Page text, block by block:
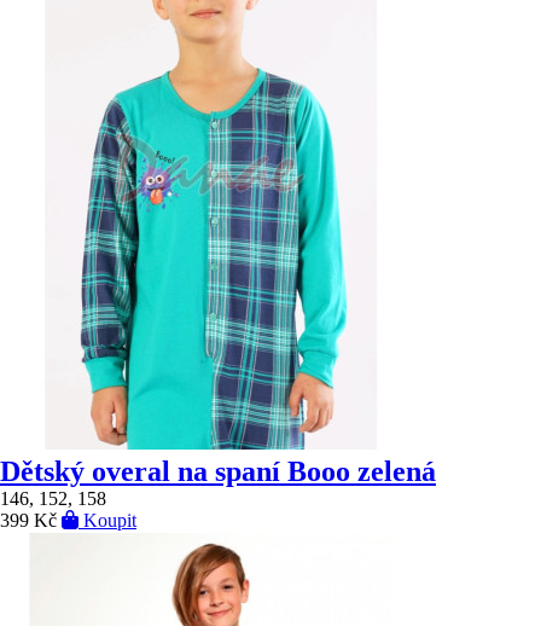
Dětský overal na spaní Booo zelená
146, 152, 158
399 Kč
Koupit